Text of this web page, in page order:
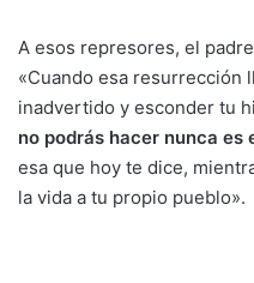
A esos represores, el
«Cuando esa resurrección
inadvertido y esconder tu
no podrás hacer nunca
esa que hoy te dice,
la vida a tu propio pueblo».